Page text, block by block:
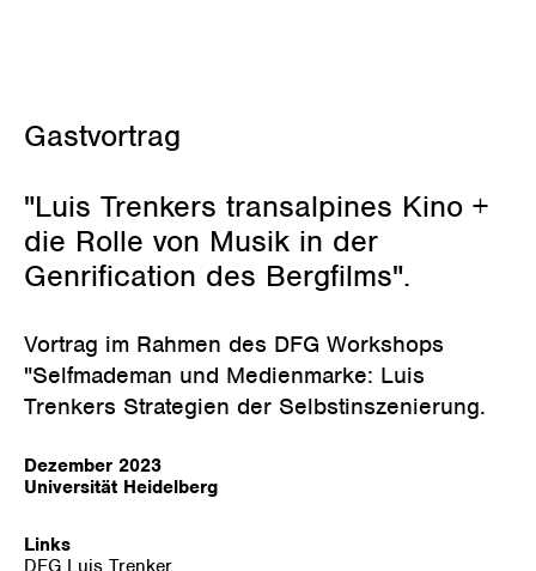
Gastvortrag
"Luis Trenkers transalpines Kino +
die Rolle von Musik in der
Genrification des Bergfilms".
Vortrag im Rahmen des DFG Workshops
"Selfmademan und Medienmarke: Luis
Trenkers Strategien der Selbstinszenierung.
Dezember 2023
Universität Heidelberg
Links
DFG Luis Trenker